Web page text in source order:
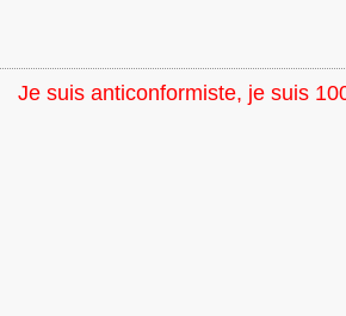
Je suis anticonformiste, je suis